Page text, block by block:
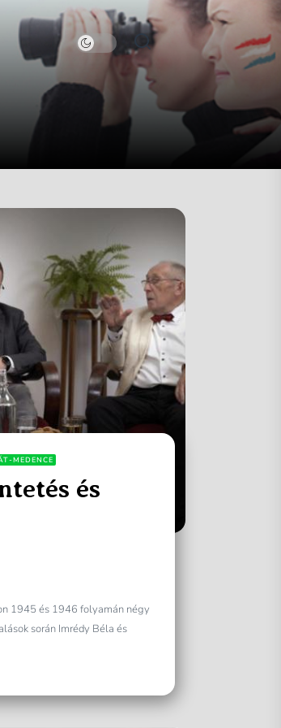
MEDENCE
és
1945 és 1946 folyamán négy
során Imrédy Béla és